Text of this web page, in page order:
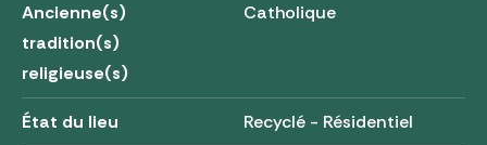
Ancienne(s)
tradition(s)
religieuse(s)
Catholique
État du lieu Recyclé - Résidentiel